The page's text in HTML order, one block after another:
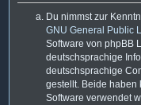
Du nimmst zur
GNU General Public
Software von phpBB
deutschsprachige
deutschsprachige
gestellt. Beide haben
Software verwendet